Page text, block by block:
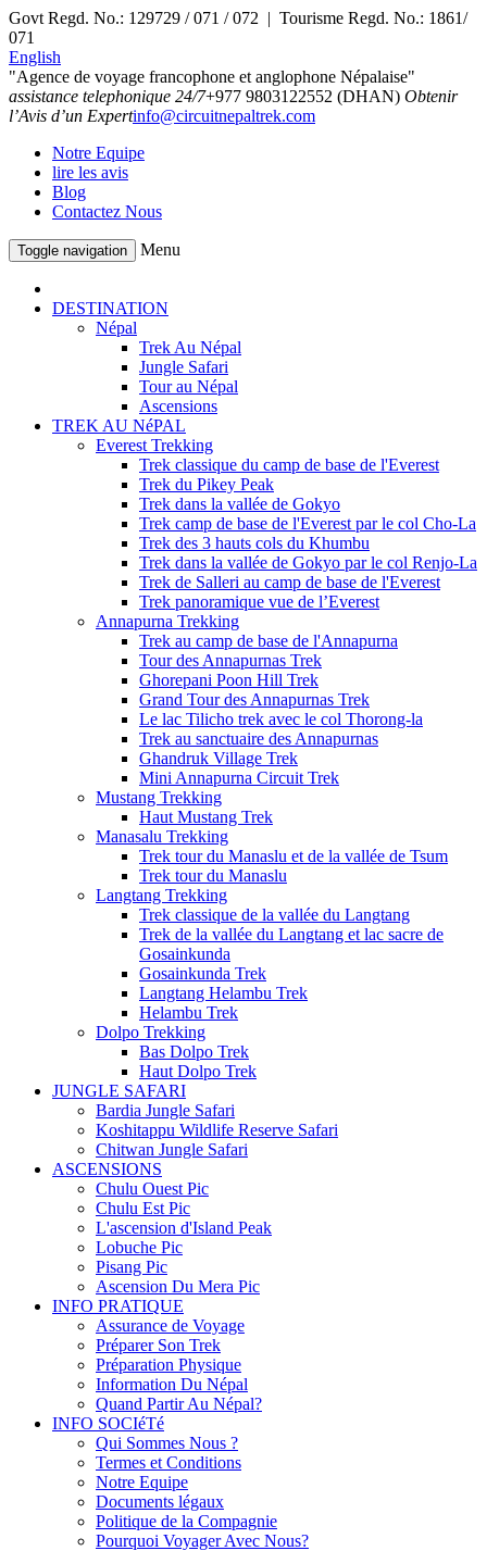
Govt Regd. No.: 129729 / 071 / 072 | Tourisme Regd. No.: 1861/
071
English
"Agence de voyage francophone et anglophone Népalaise"
assistance telephonique 24/7+977 9803122552 (DHAN) Obtenir
l’Avis d’un Expertinfo@circuitnepaltrek.com
Notre Equipe
lire les avis
Blog
Contactez Nous
Toggle navigation Menu
DESTINATION
Népal
Trek Au Népal
Jungle Safari
Tour au Népal
Ascensions
TREK AU NéPAL
Everest Trekking
Trek classique du camp de base de l'Everest
Trek du Pikey Peak
Trek dans la vallée de Gokyo
Trek camp de base de l'Everest par le col Cho-La
Trek des 3 hauts cols du Khumbu
Trek dans la vallée de Gokyo par le col Renjo-La
Trek de Salleri au camp de base de l'Everest
Trek panoramique vue de l’Everest
Annapurna Trekking
Trek au camp de base de l'Annapurna
Tour des Annapurnas Trek
Ghorepani Poon Hill Trek
Grand Tour des Annapurnas Trek
Le lac Tilicho trek avec le col Thorong-la
Trek au sanctuaire des Annapurnas
Ghandruk Village Trek
Mini Annapurna Circuit Trek
Mustang Trekking
Haut Mustang Trek
Manasalu Trekking
Trek tour du Manaslu et de la vallée de Tsum
Trek tour du Manaslu
Langtang Trekking
Trek classique de la vallée du Langtang
Trek de la vallée du Langtang et lac sacre de
Gosainkunda
Gosainkunda Trek
Langtang Helambu Trek
Helambu Trek
Dolpo Trekking
Bas Dolpo Trek
Haut Dolpo Trek
JUNGLE SAFARI
Bardia Jungle Safari
Koshitappu Wildlife Reserve Safari
Chitwan Jungle Safari
ASCENSIONS
Chulu Ouest Pic
Chulu Est Pic
L'ascension d'Island Peak
Lobuche Pic
Pisang Pic
Ascension Du Mera Pic
INFO PRATIQUE
Assurance de Voyage
Préparer Son Trek
Préparation Physique
Information Du Népal
Quand Partir Au Népal?
INFO SOCIéTé
Qui Sommes Nous ?
Termes et Conditions
Notre Equipe
Documents légaux
Politique de la Compagnie
Pourquoi Voyager Avec Nous?